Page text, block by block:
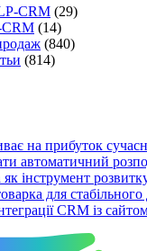
CRM (29)
(14)
(840)
(814)
на прибуток
автоматичний
інструмент
для
CRM із